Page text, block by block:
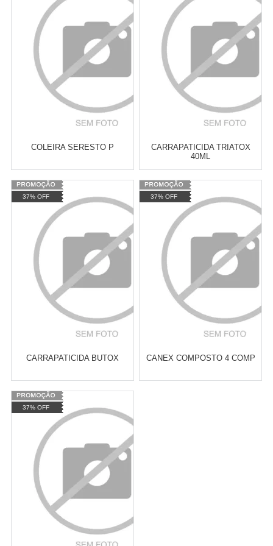
Revendedor)
10 x
Cat:ANTIPULGAS E
CARRAPATOS
COMPRAR
Revendedor)
10
Cat:ANTIPULGAS E
CARRAPATOS
COMPRAR
COLEIRA SERESTO P
Varejo:
Atacado: R$ 2.550,90 (Apenas
Revendedor)
10 x
Cat:ANTIPULGAS E
CARRAPATOS
COMPRAR
CARRAPATICIDA TRIATOX
40ML
Varejo:
Atacado: R$ 2.550,90 (Apenas
Revendedor)
10
Cat:ANTIPULGAS E
CARRAPATOS
COMPRAR
37% OFF
CARRAPATICIDA BUTOX
Varejo:
Atacado: R$ 2.550,90 (Apenas
Revendedor)
10 x
Cat:ANTIPULGAS E
CARRAPATOS
COMPRAR
37% OFF
CANEX COMPOSTO 4 COMP
37% OFF